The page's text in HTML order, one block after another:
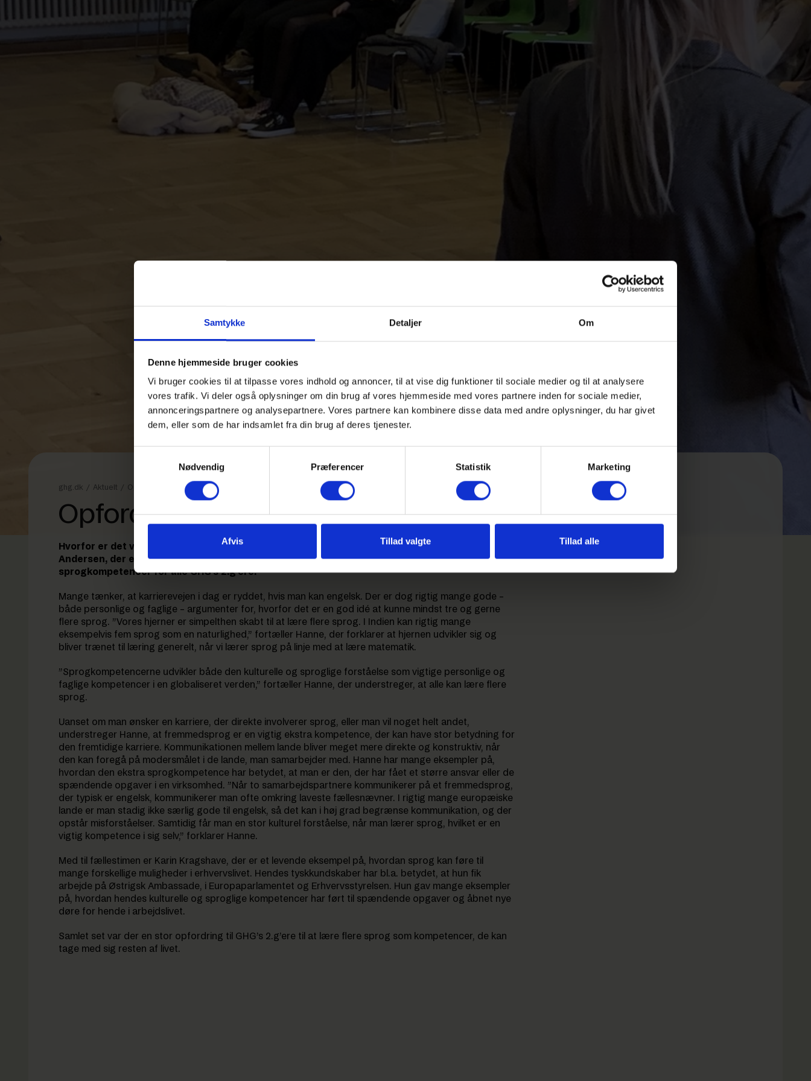
Samtykke Detaljer Om
Denne hjemmeside bruger cookies
Vi bruger cookies til at tilpasse vores indhold og annoncer, til at vise dig funktioner til sociale medier og til at analysere
vores trafik. Vi deler også oplysninger om din brug af vores hjemmeside med vores partnere inden for sociale medier,
annonceringspartnere og analysepartnere. Vores partnere kan kombinere disse data med andre oplysninger, du har givet
dem, eller som de har indsamlet fra din brug af deres tjenester.
Nødvendig
Præferencer Statistik Marketing
Afvis Tillad valgte Tillad alle
ghg.dk / Aktuelt / Opfordring til at lære flere sprog på GHG
Opfordring til at lære flere sprog på GHG
Hvorfor er det vigtigt at lære flere sprog end engelsk og dansk? Det havde Hanne Leth
Andersen, der er rektor på RUC, nogle rigtige gode bud på til fællestime om
sprogkompetencer for alle GHG’s 2.g’ere.
Mange tænker, at karrierevejen i dag er ryddet, hvis man kan engelsk. Der er dog rigtig mange gode –
både personlige og faglige – argumenter for, hvorfor det er en god idé at kunne mindst tre og gerne
flere sprog. ”Vores hjerner er simpelthen skabt til at lære flere sprog. I Indien kan rigtig mange
eksempelvis fem sprog som en naturlighed,” fortæller Hanne, der forklarer at hjernen udvikler sig og
bliver trænet til læring generelt, når vi lærer sprog på linje med at lære matematik.
”Sprogkompetencerne udvikler både den kulturelle og sproglige forståelse som vigtige personlige og
faglige kompetencer i en globaliseret verden,” fortæller Hanne, der understreger, at alle kan lære flere
sprog.
Uanset om man ønsker en karriere, der direkte involverer sprog, eller man vil noget helt andet,
understreger Hanne, at fremmedsprog er en vigtig ekstra kompetence, der kan have stor betydning for
den fremtidige karriere. Kommunikationen mellem lande bliver meget mere direkte og konstruktiv, når
den kan foregå på modersmålet i de lande, man samarbejder med. Hanne har mange eksempler på,
hvordan den ekstra sprogkompetence har betydet, at man er den, der har fået et større ansvar eller de
spændende opgaver i en virksomhed. ”Når to samarbejdspartnere kommunikerer på et fremmedsprog,
der typisk er engelsk, kommunikerer man ofte omkring laveste fællesnævner. I rigtig mange europæiske
lande er man stadig ikke særlig gode til engelsk, så det kan i høj grad begrænse kommunikation, og der
opstår misforståelser. Samtidig får man en stor kulturel forståelse, når man lærer sprog, hvilket er en
vigtig kompetence i sig selv,” forklarer Hanne.
Med til fællestimen er Karin Kragshave, der er et levende eksempel på, hvordan sprog kan føre til
mange forskellige muligheder i erhvervslivet. Hendes tyskkundskaber har bl.a. betydet, at hun fik
arbejde på Østrigsk Ambassade, i Europaparlamentet og Erhvervsstyrelsen. Hun gav mange eksempler
på, hvordan hendes kulturelle og sproglige kompetencer har ført til spændende opgaver og åbnet nye
døre for hende i arbejdslivet.
Samlet set var der en stor opfordring til GHG’s 2.g’ere til at lære flere sprog som kompetencer, de kan
tage med sig resten af livet.